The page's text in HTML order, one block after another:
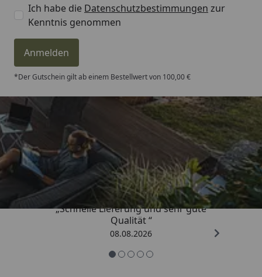
Ich habe die Datenschutzbestimmungen zur
Kenntnis genommen
Anmelden
*Der Gutschein gilt ab einem Bestellwert von 100,00 €
Trusted Shops
4,81/ 5
„Schnelle Lieferung und sehr gute
Qualität “
08.08.2026